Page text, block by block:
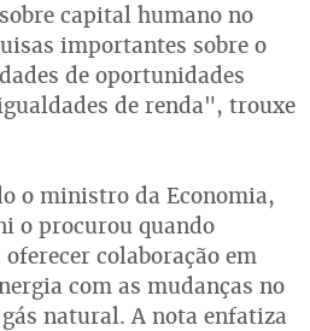
capital humano no
importantes sobre o
de oportunidades
de renda", trouxe
o ministro da Economia,
o procurou quando
colaboração em
com as mudanças no
natural. A nota enfatiza